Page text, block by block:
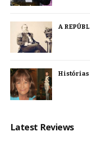
A
Histórias
Latest Reviews